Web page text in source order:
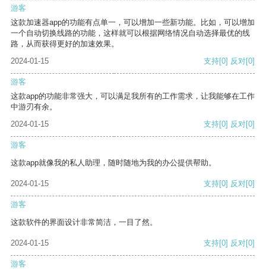
游客
这款加速器app的功能有点单一，可以增加一些新功能。比如，可以增加
一个自动切换线路的功能，这样就可以根据网络情况自动选择最优的线
路，从而获得更好的加速效果。
2024-01-15
支持[0] 反对[0]
游客
这款app的功能非常强大，可以满足我所有的工作需求，让我能够在工作
中游刃有余。
2024-01-15
支持[0] 反对[0]
游客
这款app就像我的私人助理，随时随地为我的办公提供帮助。
2024-01-15 支持[0] 反对[0]
游客
这款软件的界面设计非常简洁，一目了然。
2024-01-15 支持[0] 反对[0]
游客